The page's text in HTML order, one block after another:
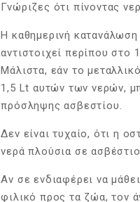
Γνώριζες ότι πίνοντας
Η καθημερινή
αντιστοιχεί περίπου στο
Μάλιστα, εάν το
1,5 Lt αυτών των νερών,
πρόσληψης ασβεστίου.
Δεν είναι τυχαίο, ότι η
νερά πλούσια σε
Αν σε ενδιαφέρει να
φιλικό προς τα ζώα, τον